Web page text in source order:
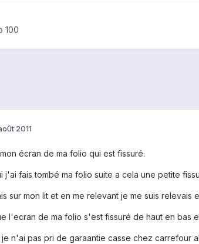
100
2011
écran de ma folio qui est fissuré.
j'ai fais tombé ma folio suite a cela une petite
sur mon lit et en me relevant je me suis relevais
l'ecran de ma folio s'est fissuré de haut en bas
n'ai pas pri de garaantie casse chez carrefour